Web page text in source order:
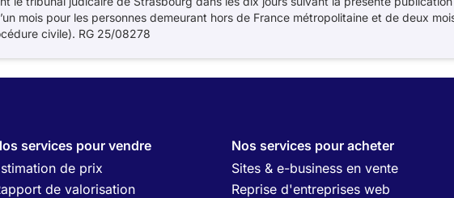
mois pour les personnes demeurant hors de France métropolitaine et de deux
civile). RG 25/08278
services pour vendre
de prix
de valorisation
Nos services pour acheter
Sites & e-business en vente
Reprise d'entreprises web